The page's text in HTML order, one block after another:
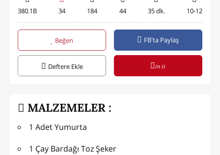
380.1B 34 184 44 35 dk. 10-12
Beğen FB'ta Paylaş
Deftere Ekle in it
MALZEMELER :
1 Adet Yumurta
1 Çay Bardağı Toz Şeker